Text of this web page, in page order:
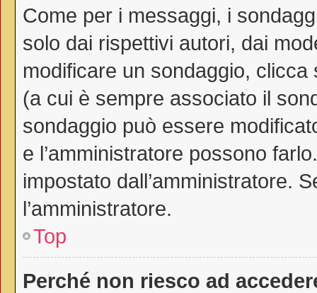
Come per i messaggi, i
solo dai rispettivi autori, dai
modificare un sondaggio,
(a cui è sempre associato il
sondaggio può essere
e l’amministratore possono
impostato dall’amministratore.
l’amministratore.
Top
Perché non riesco ad